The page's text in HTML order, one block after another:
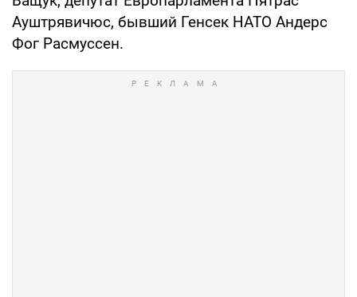
Ауштрявичюс, бывший Генсек НАТО Андерс
Фог Расмуссен.